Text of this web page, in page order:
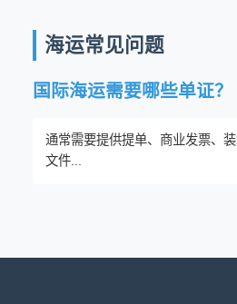
海运常见问题
国际海运需要哪些单证？
通常需要提供提单、商业发票、
文件...